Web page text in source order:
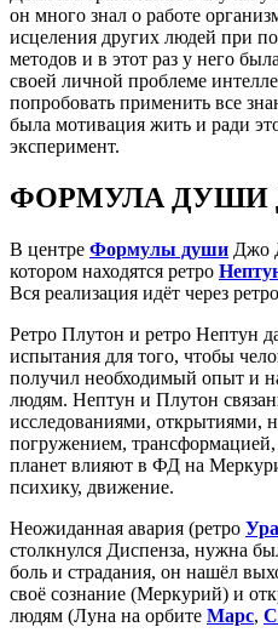
он много знал о работе
исцеления других людей при
методов и в этот раз у него
своей личной проблеме
попробовать применить все
была мотивация жить и ради
эксперимент.
ФОРМУЛА ДУШИ
В центре Формулы души Джо
котором находятся ретро
Вся реализация идёт через
Ретро Плутон и ретро Нептун
испытания для того, чтобы
получил необходимый опыт и
людям. Нептун и Плутон
исследованиями, открытиями,
погружением,
планет влияют в ФД на
психику, движение.
Неожиданная авария (ретро
столкнулся Диспенза, нужна
боль и страдания, он нашёл
своё сознание (Меркурий) и
людям (Луна на орбите Марс,